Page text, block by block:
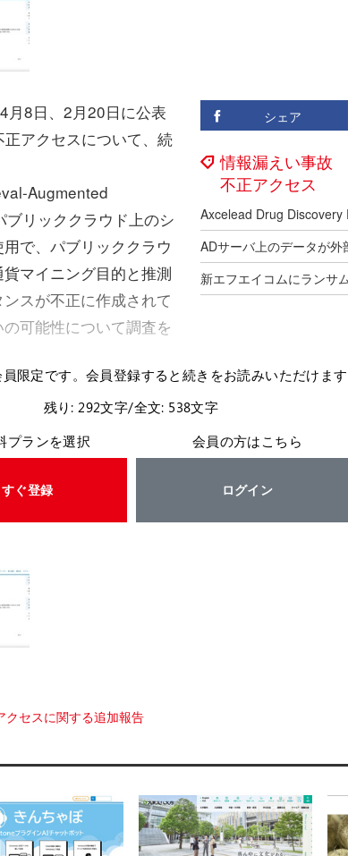
シェア
情報漏えい事故
不正アクセス
月8日、2月20日に公表
アクセスについて、続
Augmented
リッククラウド上のシ
で、パブリッククラウ
マイニング目的と推測
スが不正に作成されて
可能性について調査を
限定です。会員登録すると続きをお読みいただけます
残り: 292文字/全文: 538文字
プランを選択
ぐ登録
会員の方はこちら
ログイン
クセスに関する追加報告